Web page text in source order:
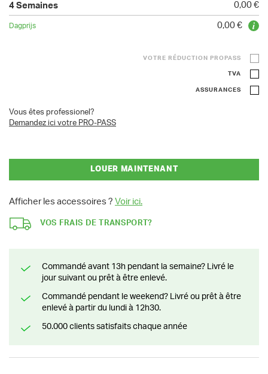
0,00 €
0,00 €
VOTRE RÉDUCTION PROPASS
TVA
ASSURANCES
Vous êtes professionel?
Demandez ici votre PRO-PASS
LOUER MAINTENANT
Afficher les accessoires ? Voir ici.
VOS FRAIS DE TRANSPORT?
Commandé avant 13h pendant la semaine? Livré le
jour suivant ou prêt à être enlevé.
Commandé pendant le weekend? Livré ou prêt à être
enlevé à partir du lundi à 12h30.
50.000 clients satisfaits chaque année